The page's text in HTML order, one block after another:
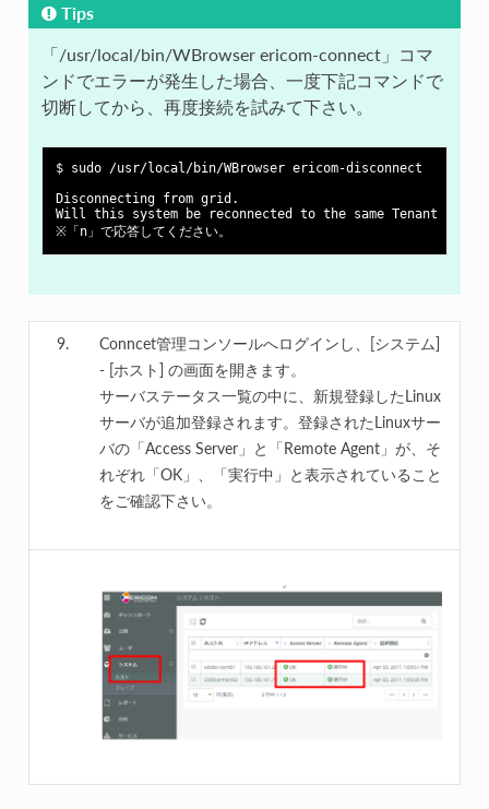
Tips
「/usr/local/bin/WBrowser ericom-connect」コマ
ンドでエラーが発生した場合、一度下記コマンドで
切断してから、再度接続を試みて下さい。
$ sudo /usr/local/bin/WBrowser ericom-disconnect
Disconnecting from grid.
Will this system be reconnected to the same Tenant in
Conncet管理コンソールへログインし、[システム]
- [ホスト] の画面を開きます。
サーバステータス一覧の中に、新規登録したLinux
サーバが追加登録されます。登録されたLinuxサー
バの「Access Server」と「Remote Agent」が、そ
れぞれ「OK」、「実行中」と表示されていること
をご確認下さい。